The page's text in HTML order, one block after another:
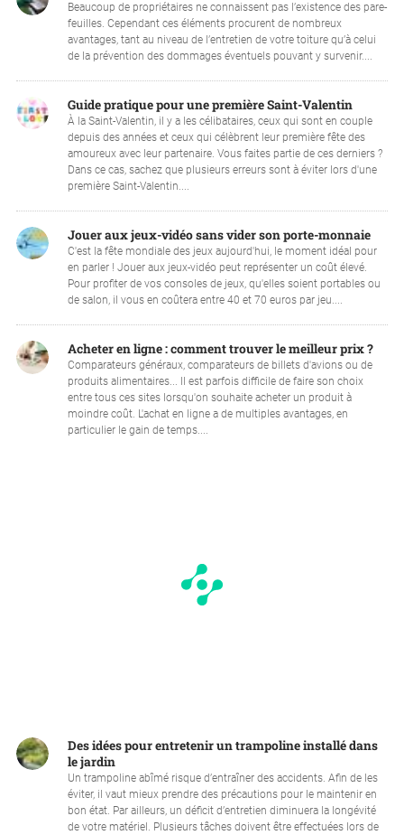
Beaucoup de propriétaires ne connaissent pas l’existence des pare-
feuilles. Cependant ces éléments procurent de nombreux
avantages, tant au niveau de l’entretien de votre toiture qu’à celui
de la prévention des dommages éventuels pouvant y survenir....
Guide pratique pour une première Saint-Valentin
À la Saint-Valentin, il y a les célibataires, ceux qui sont en couple
depuis des années et ceux qui célèbrent leur première fête des
amoureux avec leur partenaire. Vous faites partie de ces derniers ?
Dans ce cas, sachez que plusieurs erreurs sont à éviter lors d'une
première Saint-Valentin....
Jouer aux jeux-vidéo sans vider son porte-monnaie
C'est la fête mondiale des jeux aujourd'hui, le moment idéal pour
en parler ! Jouer aux jeux-vidéo peut représenter un coût élevé.
Pour profiter de vos consoles de jeux, qu'elles soient portables ou
de salon, il vous en coûtera entre 40 et 70 euros par jeu....
Acheter en ligne : comment trouver le meilleur prix ?
Comparateurs généraux, comparateurs de billets d'avions ou de
produits alimentaires... Il est parfois difficile de faire son choix
entre tous ces sites lorsqu'on souhaite acheter un produit à
moindre coût. L'achat en ligne a de multiples avantages, en
particulier le gain de temps....
Des idées pour entretenir un trampoline installé dans
le jardin
Un trampoline abîmé risque d’entraîner des accidents. Afin de les
éviter, il vaut mieux prendre des précautions pour le maintenir en
bon état. Par ailleurs, un déficit d’entretien diminuera la longévité
de votre matériel. Plusieurs tâches doivent être effectuées lors de